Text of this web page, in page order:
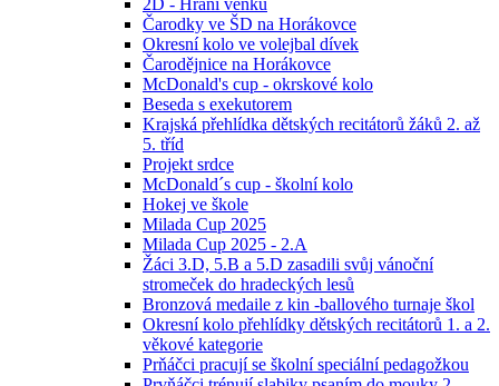
2D - Hraní venku
Čarodky ve ŠD na Horákovce
Okresní kolo ve volejbal dívek
Čarodějnice na Horákovce
McDonald's cup - okrskové kolo
Beseda s exekutorem
Krajská přehlídka dětských recitátorů žáků 2. až
5. tříd
Projekt srdce
McDonald´s cup - školní kolo
Hokej ve škole
Milada Cup 2025
Milada Cup 2025 - 2.A
Žáci 3.D, 5.B a 5.D zasadili svůj vánoční
stromeček do hradeckých lesů
Bronzová medaile z kin -ballového turnaje škol
Okresní kolo přehlídky dětských recitátorů 1. a 2.
věkové kategorie
Prňáčci pracují se školní speciální pedagožkou